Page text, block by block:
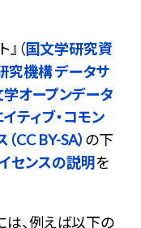
』（国文学研究資
究機構 データサ
オープンデータ
ティブ・コモン
CC BY-SA） の下
センスの説明を
は、例えば以下の